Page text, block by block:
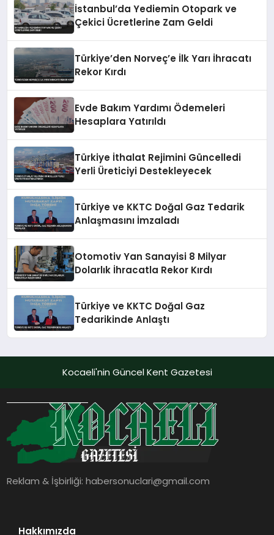
İstanbul’da Yediemin Otopark ve
Çekici Ücretlerine Zam Geldi
Türkiye’den Norveç’e İlk Yarı İhracatı
Rekor Kırdı
Evde Bakım Yardımı Ödemeleri
Hesaplara Yatırıldı
Türkiye İthalat Rejimini Güncelledi
Yerli Üreticiyi Destekleyecek
Türkiye ve KKTC Doğal Gaz Tedarik
Anlaşmasını İmzaladı
Otomotiv Yan Sanayisi 8 Milyar
Dolarlık İhracatla Rekor Kırdı
Türkiye ve KKTC Doğal Gaz
Tedarikinde Anlaştı
Kocaeli'nin Güncel Kent Gazetesi
Reklam & İşbirliği:habersonuclari@gmail.com
Hakkımızda